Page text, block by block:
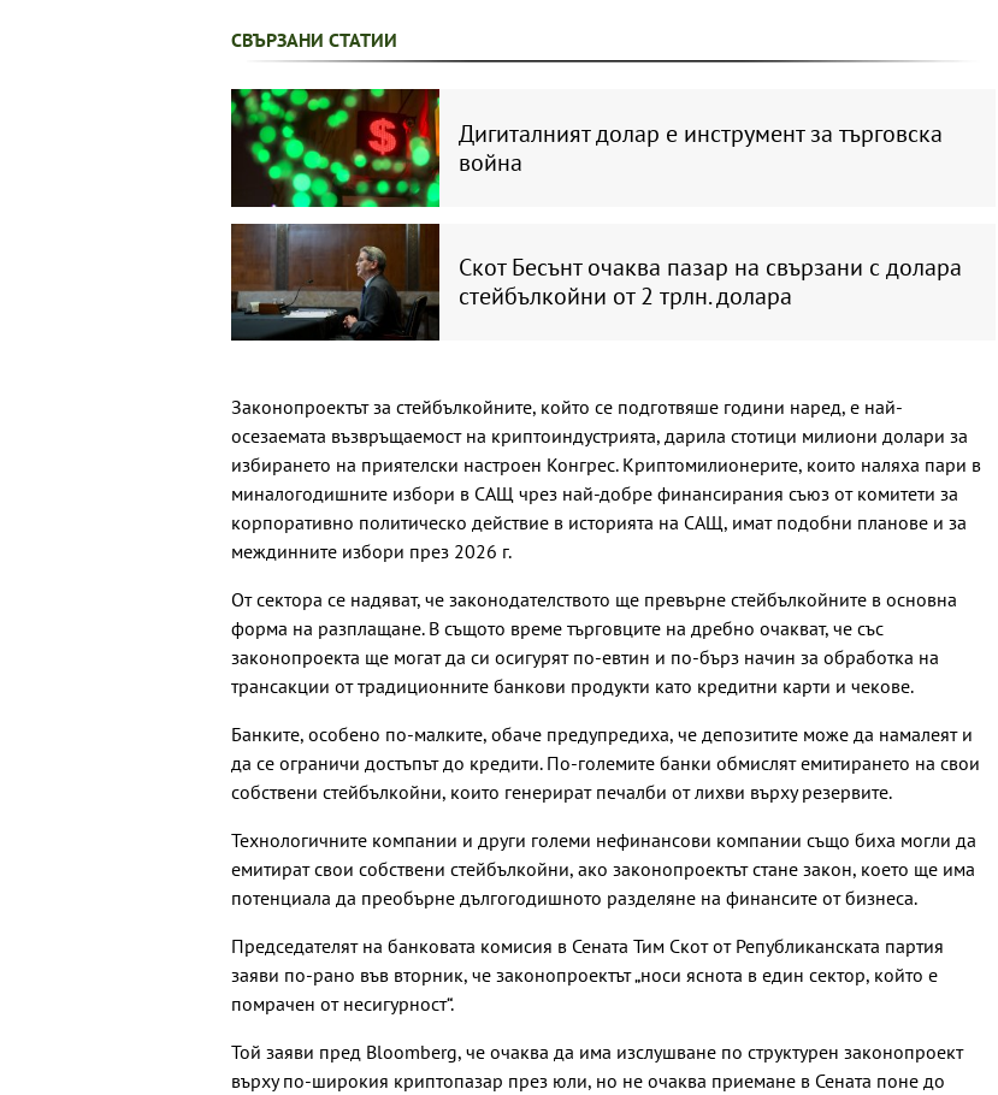
СВЪРЗАНИ СТАТИИ
Дигиталният долар е инструмент за търговска
война
Скот Бесънт очаква пазар на свързани с долара
стейбълкойни от 2 трлн. долара
Законопроектът за стейбълкойните, който се подготвяше години наред, е най-
осезаемата възвръщаемост на криптоиндустрията, дарила стотици милиони долари за
избирането на приятелски настроен Конгрес. Криптомилионерите, които наляха пари в
миналогодишните избори в САЩ чрез най-добре финансирания съюз от комитети за
корпоративно политическо действие в историята на САЩ, имат подобни планове и за
междинните избори през 2026 г.
От сектора се надяват, че законодателството ще превърне стейбълкойните в основна
форма на разплащане. В същото време търговците на дребно очакват, че със
законопроекта ще могат да си осигурят по-евтин и по-бърз начин за обработка на
трансакции от традиционните банкови продукти като кредитни карти и чекове.
Банките, особено по-малките, обаче предупредиха, че депозитите може да намалеят и
да се ограничи достъпът до кредити. По-големите банки обмислят емитирането на свои
собствени стейбълкойни, които генерират печалби от лихви върху резервите.
Технологичните компании и други големи нефинансови компании също биха могли да
емитират свои собствени стейбълкойни, ако законопроектът стане закон, което ще има
потенциала да преобърне дългогодишното разделяне на финансите от бизнеса.
Председателят на банковата комисия в Сената Тим Скот от Републиканската партия
заяви по-рано във вторник, че законопроектът „носи яснота в един сектор, който е
помрачен от несигурност“.
Той заяви пред Bloomberg, че очаква да има изслушване по структурен законопроект
върху по-широкия криптопазар през юли, но не очаква приемане в Сената поне до
Какво ще бъде
времето в неделя?
Румен Радев: Дрон е
въздушно
движението на